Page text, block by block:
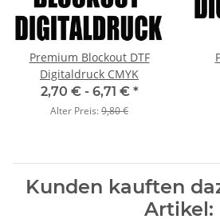
Premium Blockout DTF
Digitaldruck CMYK
2,70 € - 6,71 € *
Alter Preis:9,80 €
Kunden kauften
Artikel: